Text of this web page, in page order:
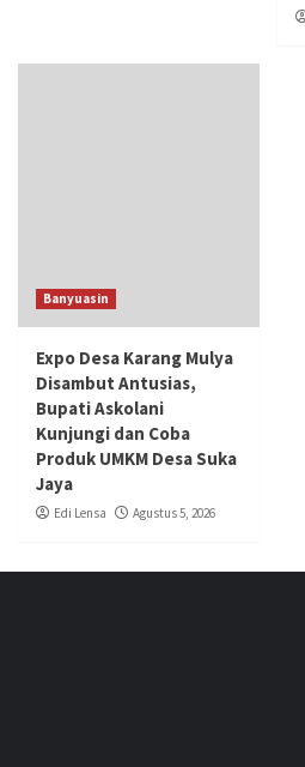
Banyuasin
Expo Desa Karang Mulya
Disambut Antusias,
Bupati Askolani
Kunjungi dan Coba
Produk UMKM Desa Suka
Jaya
Edi Lensa Agustus 5, 2026